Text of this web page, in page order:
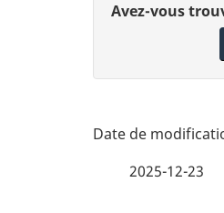
D
n
n
Avez-vous
D
2025-12-23